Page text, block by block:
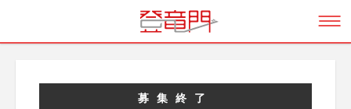
募集終了